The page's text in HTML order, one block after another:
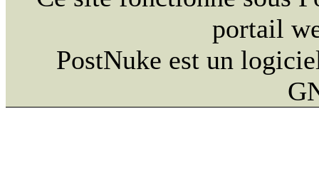
portail
PostNuke est un